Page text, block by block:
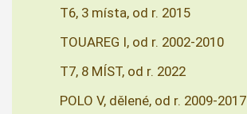
T6, 3 místa, od r. 2015
TOUAREG I, od r. 2002-2010
T7, 8 MÍST, od r. 2022
POLO V, dělené, od r. 2009-2017